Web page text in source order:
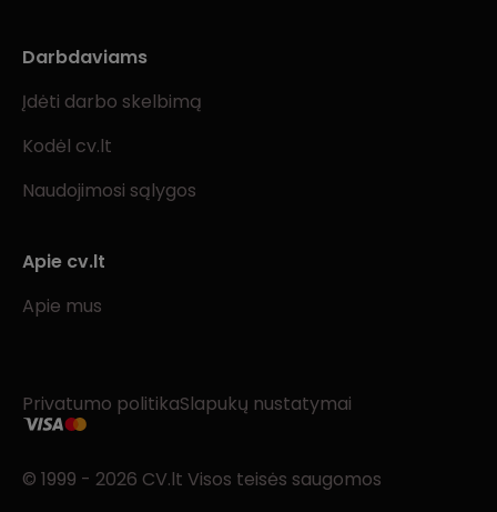
Darbdaviams
Įdėti darbo skelbimą
Kodėl cv.lt
Naudojimosi sąlygos
Apie cv.lt
Apie mus
Privatumo politikaSlapukų nustatymai
© 1999 - 2026 CV.lt Visos teisės saugomos